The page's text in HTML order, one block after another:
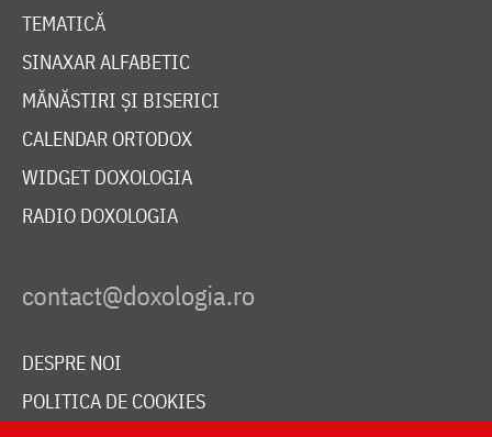
TEMATICĂ
SINAXAR ALFABETIC
MĂNĂSTIRI ȘI BISERICI
CALENDAR ORTODOX
WIDGET DOXOLOGIA
RADIO DOXOLOGIA
DESPRE NOI
POLITICA DE COOKIES